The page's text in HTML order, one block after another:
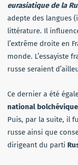
eurasiatique de la
adepte des langues
littérature. Il
l’extrême droite en
monde. L’essayiste
russe seraient
Ce dernier a été
national bolchévique
Puis, par la suite, il
russe ainsi que
dirigeant du parti